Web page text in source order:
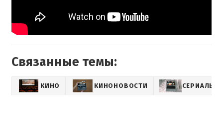
Связанные темы:
КИНО КИНОНОВОСТИ СЕРИАЛЫ